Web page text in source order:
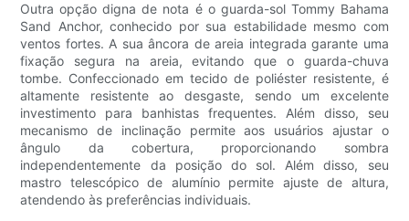
Outra opção digna de nota é o guarda-sol Tommy Bahama
Sand Anchor, conhecido por sua estabilidade mesmo com
ventos fortes. A sua âncora de areia integrada garante uma
fixação segura na areia, evitando que o guarda-chuva
tombe. Confeccionado em tecido de poliéster resistente, é
altamente resistente ao desgaste, sendo um excelente
investimento para banhistas frequentes. Além disso, seu
mecanismo de inclinação permite aos usuários ajustar o
ângulo da cobertura, proporcionando sombra
independentemente da posição do sol. Além disso, seu
mastro telescópico de alumínio permite ajuste de altura,
atendendo às preferências individuais.